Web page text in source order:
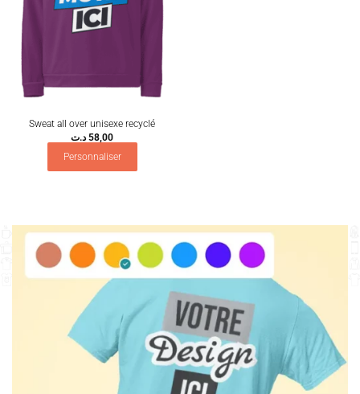
Sweat all over unisexe recyclé
58,00 د.ت
Personnaliser